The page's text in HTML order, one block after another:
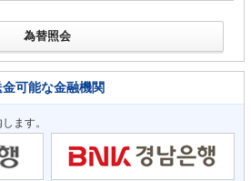
為替照会
金可能な金融機関
ます。